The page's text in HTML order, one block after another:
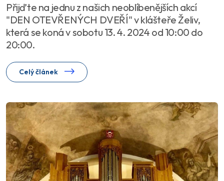
Přijďte na jednu z našich neoblíbenějších akcí
"DEN OTEVŘENÝCH DVEŘÍ" v klášteře Želiv,
která se koná v sobotu 13. 4. 2024 od 10:00 do
20:00.
Celý článek